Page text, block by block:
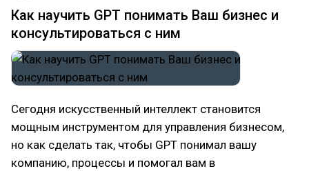
Как научить GPT понимать Ваш бизнес и
консультироваться с ним
Сегодня искусственный интеллект становится
мощным инструментом для управления бизнесом,
но как сделать так, чтобы GPT понимал вашу
компанию, процессы и помогал вам в